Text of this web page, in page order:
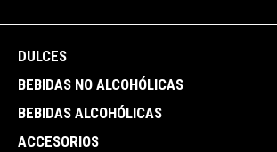
DULCES
BEBIDAS NO ALCOHÓLICAS
BEBIDAS ALCOHÓLICAS
ACCESORIOS